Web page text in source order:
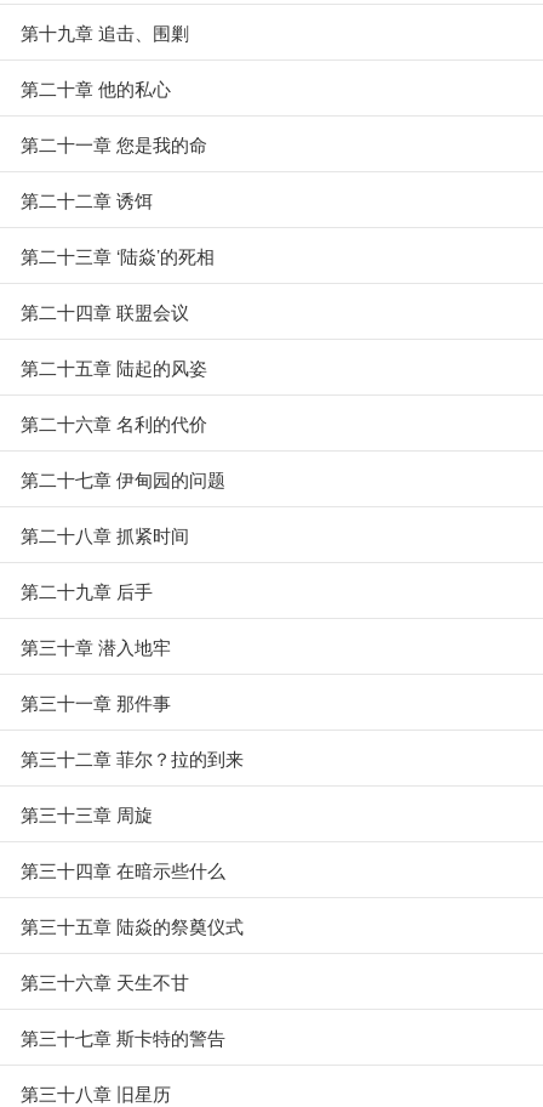
第十九章 追击、围剿
第二十章 他的私心
第二十一章 您是我的命
第二十二章 诱饵
第二十三章 ‘陆焱’的死相
第二十四章 联盟会议
第二十五章 陆起的风姿
第二十六章 名利的代价
第二十七章 伊甸园的问题
第二十八章 抓紧时间
第二十九章 后手
第三十章 潜入地牢
第三十一章 那件事
第三十二章 菲尔？拉的到来
第三十三章 周旋
第三十四章 在暗示些什么
第三十五章 陆焱的祭奠仪式
第三十六章 天生不甘
第三十七章 斯卡特的警告
第三十八章 旧星历